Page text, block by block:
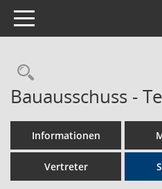
Toggle navigation
Bauausschuss -
Informationen
Vertreter